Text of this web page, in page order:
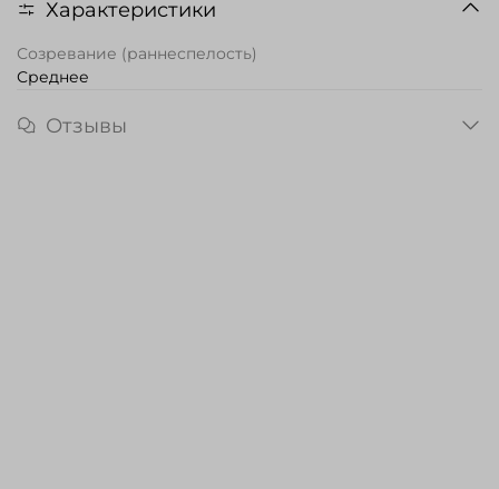
Характеристики
Созревание (раннеспелость)
Среднее
Отзывы